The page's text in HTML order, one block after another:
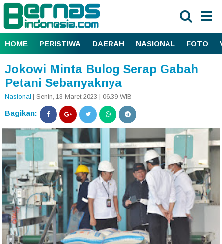
HOME PERISTIWA DAERAH NASIONAL FOTO
Jokowi Minta Bulog Serap Gabah
Petani Sebanyaknya
Nasional | Senin, 13 Maret 2023 | 06.39 WIB
Bagikan: